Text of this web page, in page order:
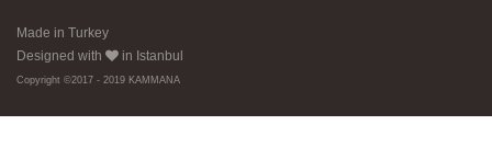
Made in Turkey
Designed with
in Istanbul
Copyright ©2017 - 2019 KAMMANA